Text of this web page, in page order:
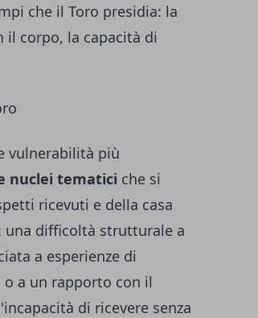
che il Toro presidia: la
il corpo, la capacità di
vulnerabilità più
nuclei tematici che si
ricevuti e della casa
una difficoltà strutturale a
a esperienze di
a un rapporto con il
di ricevere senza